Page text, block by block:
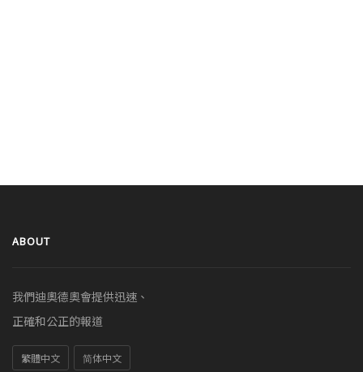
ABOUT
我們迪奧德奧會提供迅速、
正確和公正的報道
繁體中文 简体中文